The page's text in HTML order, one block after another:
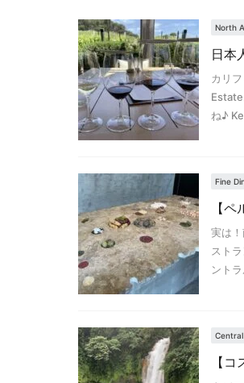
North
日本
カリ
ね♪
Fine
【
実は
スト
ント
【